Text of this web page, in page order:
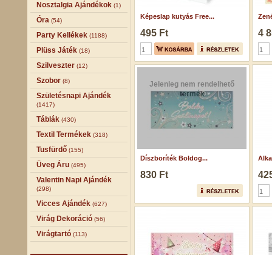
Nosztalgia Ajándékok (1)
Óra (54)
Party Kellékek (1188)
Plüss Játék (18)
Szilveszter (12)
Szobor (8)
Születésnapi Ajándék
(1417)
Táblák (430)
Textil Termékek (318)
Tusfürdő (155)
Üveg Áru (495)
Valentin Napi Ajándék
(298)
Vicces Ajándék (627)
Virág Dekoráció (56)
Virágtartó (113)
Képeslap kutyás Free...
495 Ft 4
Jelenleg nem rendelhető
termék
Díszboríték Boldog...
830 Ft